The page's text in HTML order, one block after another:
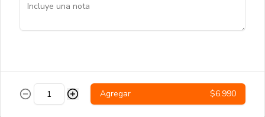
Papas fritas y salchichas.
Agregar $6.990